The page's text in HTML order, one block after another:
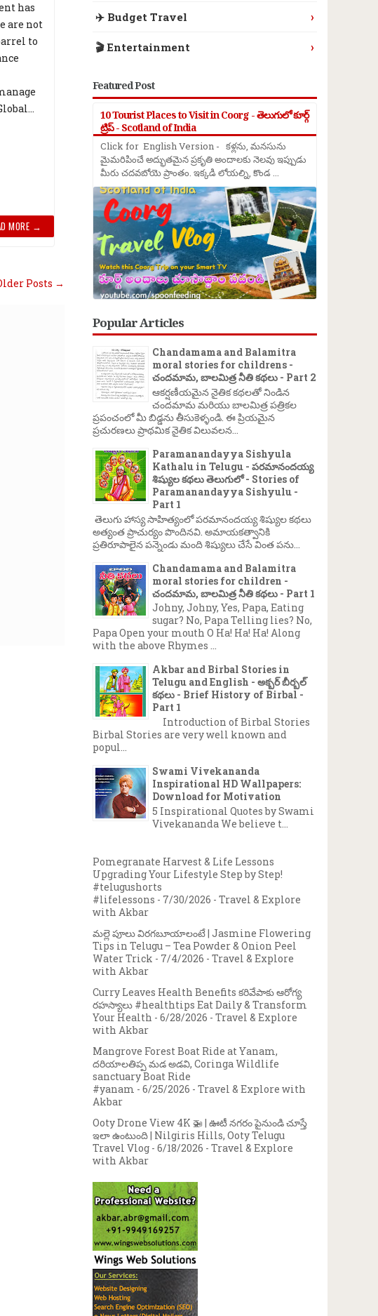
has
are not
to
MORE →
Posts →
✈️ Budget Travel ›
🎬 Entertainment ›
Featured Post
10 Tourist Places to Visit in Coorg - తెలుగులో కూర్గ్
ట్రిప్ - Scotland of India
Click for English Version - కళ్లను, మనసును
మైమరిపించే అద్భుతమైన ప్రకృతి అందాలకు నెలవు ఇప్పుడు
మీరు చదవబోయె ప్రాంతం. ఇక్కడి లోయల్ని, కొండ ...
Popular Articles
Chandamama and Balamitra
moral stories for childrens -
చందమామ, బాలమిత్ర నీతి కథలు - Part 2
ఆకర్షణీయమైన నైతిక కథలతో నిండిన
చందమామ మరియు బాలమిత్ర పత్రికల
ప్రపంచంలో మీ బిడ్డను తీసుకెళ్ళండి. ఈ ప్రియమైన
ప్రచురణలు ప్రాథమిక నైతిక విలువలన...
Paramanandayya Sishyula
Kathalu in Telugu - పరమానందయ్య
శిష్యుల కథలు తెలుగులో - Stories of
Paramanandayya Sishyulu -
Part 1
తెలుగు హాస్య సాహిత్యంలో పరమానందయ్య శిష్యుల కథలు
అత్యంత ప్రాచుర్యం పొందినవి. అమాయకత్వానికి
ప్రతిరూపాలైన పన్నెండు మంది శిష్యులు చేసే వింత పను...
Chandamama and Balamitra
moral stories for children -
చందమామ, బాలమిత్ర నీతి కథలు - Part 1
Johny, Johny, Yes, Papa, Eating
sugar? No, Papa Telling lies? No,
Papa Open your mouth O Ha! Ha! Ha! Along
with the above Rhymes ...
Akbar and Birbal Stories in
Telugu and English - అక్బర్ బీర్బల్
కథలు - Brief History of Birbal -
Part 1
Introduction of Birbal Stories
Birbal Stories are very well known and
popul...
Swami Vivekananda
Inspirational HD Wallpapers:
Download for Motivation
5 Inspirational Quotes by Swami
Vivekananda We believe t...
Pomegranate Harvest & Life Lessons
Upgrading Your Lifestyle Step by Step!
#telugushorts
#lifelessons - 7/30/2026 - Travel & Explore
with Akbar
మల్లె పూలు విరగబూయాలంటే | Jasmine Flowering
Tips in Telugu – Tea Powder & Onion Peel
Water Trick - 7/4/2026 - Travel & Explore
with Akbar
Curry Leaves Health Benefits కరివేపాకు ఆరోగ్య
రహస్యాలు #healthtips Eat Daily & Transform
Your Health - 6/28/2026 - Travel & Explore
with Akbar
Mangrove Forest Boat Ride at Yanam,
దరియాలతిప్ప మడ అడవి, Coringa Wildlife
sanctuary Boat Ride
#yanam - 6/25/2026 - Travel & Explore with
Akbar
Ooty Drone View 4K 🚁 | ఊటీ నగరం పైనుండి చూస్తే
ఇలా ఉంటుంది | Nilgiris Hills, Ooty Telugu
Travel Vlog - 6/18/2026 - Travel & Explore
with Akbar